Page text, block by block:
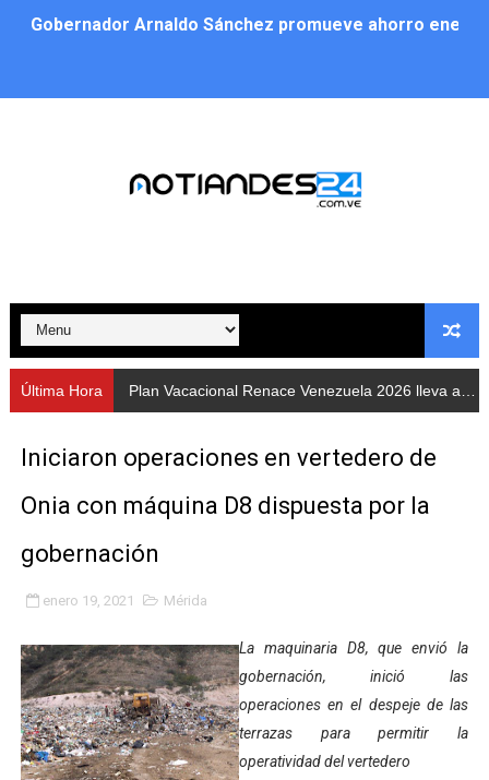
Gobernador Arnaldo Sánchez promueve ahorro
Cuerpos de Seguridad activaron operativos
Alcaldía de Libertador impulsa el Plan Ofensiva
Cidata y el Observatorio Astronómico Nacional de
Concejo Municipal de Zea celebra distinción de
CIEPROL-ULA distingue al municipio Zea como
Plan Quirúrgico Regional llega a Pueblo Llano con la
Iaanem graduó a bebés de Mérida en jornada de
Iahula pone en marcha protocolo de triaje psicosocial
Arranca en Rivas Dávila el Plan de Renovación de
Alcalde Nelson Álvarez llevó jornada recreativa a la
CorpoMérida continúa con ciclos de formación
Última Hora Plan Vacacional Renace Venezuela 2026 lleva actividades recreativas a Los Guaimaros
Iniciaron operaciones en vertedero de
Onia con máquina D8 dispuesta por la
gobernación
enero 19, 2021 Mérida
La maquinaria D8, que envió la
gobernación, inició las
operaciones en el despeje de las
terrazas para permitir la
operatividad del vertedero